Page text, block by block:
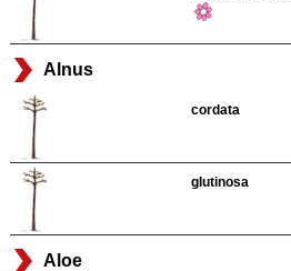
Alnus
cordata
glutinosa
Aloe